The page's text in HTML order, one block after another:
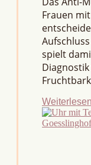
Frauen
spielt